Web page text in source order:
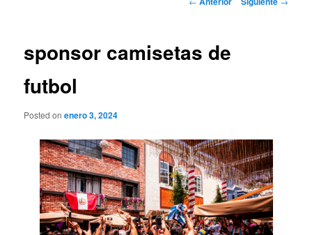
sponsor camisetas de
futbol
Posted onenero 3, 2024